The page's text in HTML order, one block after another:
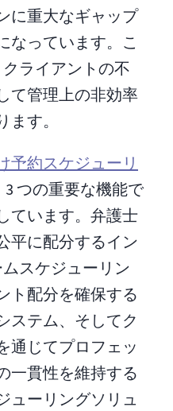
に重大なギャップ
なっています。こ
ライアントの不
て管理上の非効率
ます。
予約スケジューリ
3 つの重要な機能で
ています。弁護士
平に配分するイン
スケジューリン
ト配分を確保する
ステム、そしてク
通じてプロフェッ
一貫性を維持する
ューリングソリュ